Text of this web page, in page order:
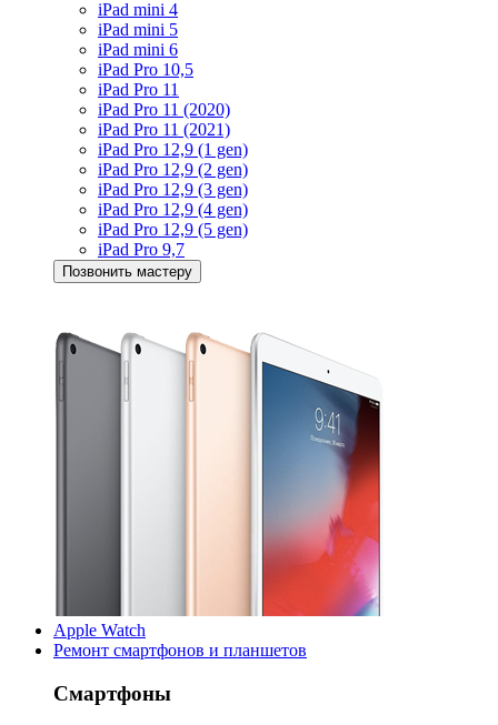
iPad mini 4
iPad mini 5
iPad mini 6
iPad Pro 10,5
iPad Pro 11
iPad Pro 11 (2020)
iPad Pro 11 (2021)
iPad Pro 12,9 (1 gen)
iPad Pro 12,9 (2 gen)
iPad Pro 12,9 (3 gen)
iPad Pro 12,9 (4 gen)
iPad Pro 12,9 (5 gen)
iPad Pro 9,7
Позвонить мастеру
Apple Watch
Ремонт смартфонов и планшетов
Смартфоны